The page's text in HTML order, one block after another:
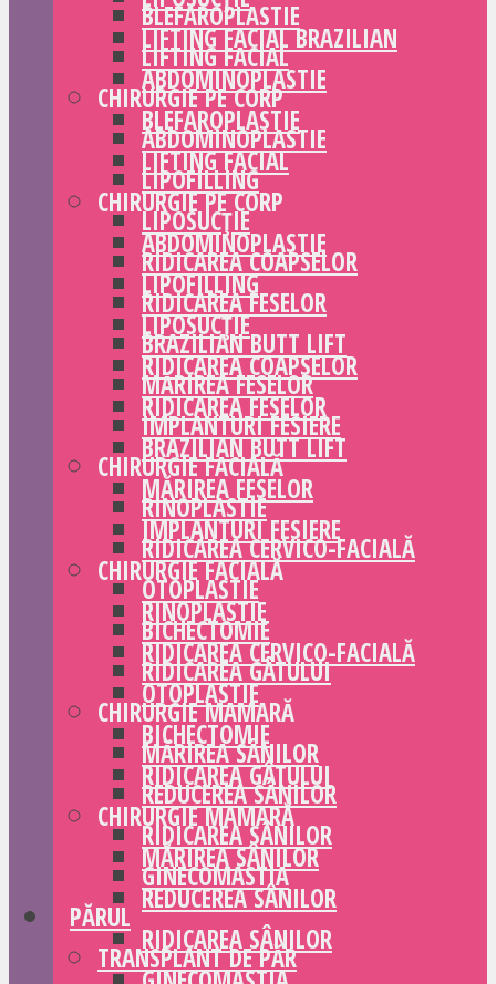
BLEFAROPLASTIE
LIFTING FACIAL
CHIRURGIE PE CORP
ABDOMINOPLASTIE
LIPOFILLING
LIPOSUCȚIE
RIDICAREA COAPSELOR
RIDICAREA FESELOR
BRAZILIAN BUTT LIFT
MĂRIREA FESELOR
IMPLANTURI FESIERE
CHIRURGIE FACIALĂ
RINOPLASTIE
RIDICAREA CERVICO-FACIALĂ
OTOPLASTIE
BICHECTOMIE
RIDICAREA GÂTULUI
CHIRURGIE MAMARĂ
MĂRIREA SÂNILOR
REDUCEREA SÂNILOR
RIDICAREA SÂNILOR
GINECOMASTIA
PĂRUL
TRANSPLANT DE PĂR
LIFTING FACIAL BRAZILIAN
ABDOMINOPLASTIE
BLEFAROPLASTIE
LIFTING FACIAL
CHIRURGIE PE CORP
ABDOMINOPLASTIE
LIPOFILLING
LIPOSUCȚIE
RIDICAREA COAPSELOR
RIDICAREA FESELOR
BRAZILIAN BUTT LIFT
MĂRIREA FESELOR
IMPLANTURI FESIERE
CHIRURGIE FACIALĂ
RINOPLASTIE
RIDICAREA CERVICO-FACIALĂ
OTOPLASTIE
BICHECTOMIE
RIDICAREA GÂTULUI
CHIRURGIE MAMARĂ
MĂRIREA SÂNILOR
REDUCEREA SÂNILOR
RIDICAREA SÂNILOR